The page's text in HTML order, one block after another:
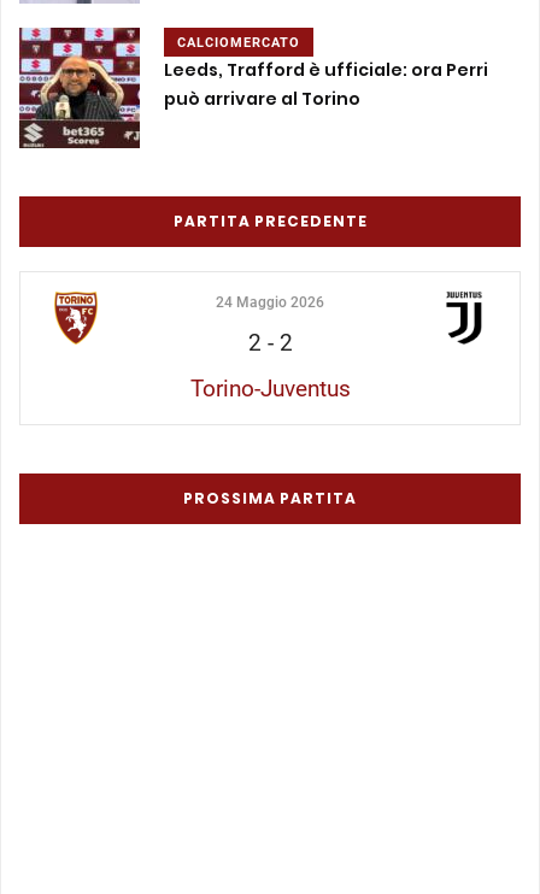
CALCIOMERCATO
Leeds, Trafford è ufficiale: ora Perri
può arrivare al Torino
PARTITA PRECEDENTE
24 Maggio 2026
2 - 2
Torino-Juventus
PROSSIMA PARTITA